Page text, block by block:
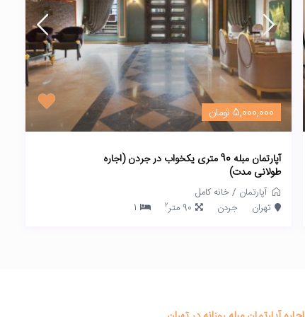
5,000,000 تومان
آپارتمان مبله 90 متری یکخواب در جردن (اجاره
طولانی مدت)
آپارتمان /خانه کامل
تهران
جردن 90 متر 2
1